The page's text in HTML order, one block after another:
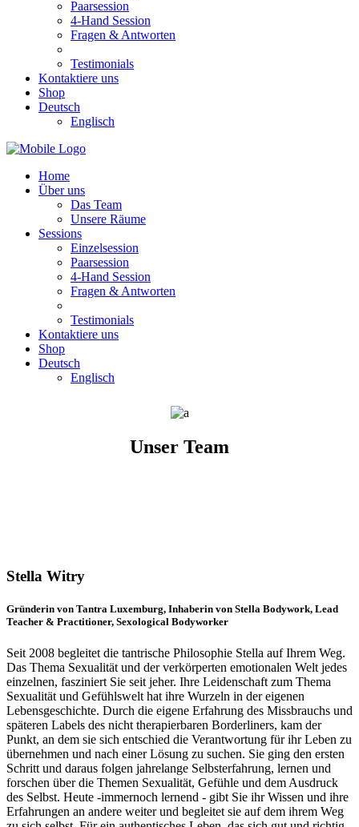
Paarsession
4-Hand Session
Fragen & Antworten
Testimonials
Kontaktiere uns
Shop
Deutsch
Englisch
Home
Über uns
Das Team
Unsere Räume
Sessions
Einzelsession
Paarsession
4-Hand Session
Fragen & Antworten
Testimonials
Kontaktiere uns
Shop
Deutsch
Englisch
Unser Team
Stella Witry
Gründerin von Tantra Luxemburg, Inhaberin von Stella Bodywork, Lead
Teacher & Practitioner, Sexological Bodyworker
Seit 2008 begleitet die tantrische Philosophie Stella auf Ihrem Weg.
Das Thema Sexualität und der verkörperten emotionalen Welt jedes
einzelnen, fasziniert Sie seit jeher. Ihre Leidenschaft zum Thema
Sexualität und Gefühlswelt hat ihre Wurzeln in der eigenen
Lebensgeschichte. Durch die eigene Erfahrung des Missbrauchs und
späteren Labels des nicht therapierbaren Borderliners, kam der
Punkt, an dem sie sich entschied die Verantwortung für ihr Leben zu
übernehmen und nach einer Lösung zu suchen. Sie ging den ersten
Schritt und daraus folgen jahrelange Selbsterfahrung, lernen und
forschen über die Themen Sexualität, Gefühle und dem Ausdruck
des Selbst. Heute -immernoch lernend - gibt Sie ihr Wissen und ihre
Erfahrungen an andere weiter und begleitet sie auf dem ihrem Weg